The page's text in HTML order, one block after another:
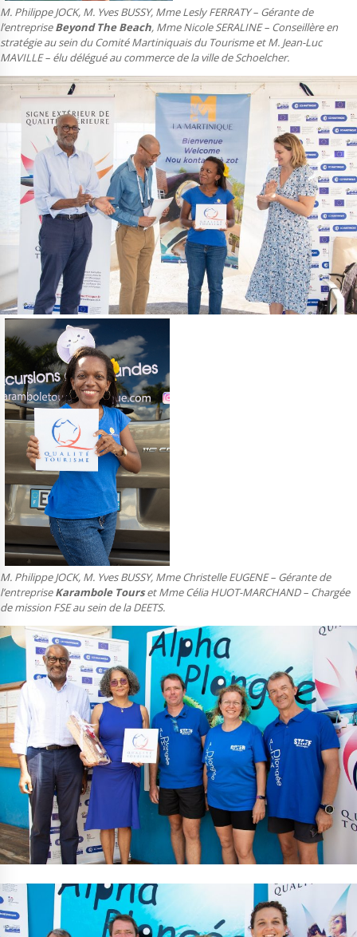
M. Philippe JOCK, M. Yves BUSSY, Mme Lesly FERRATY – Gérante de
l’entrepriseBeyond The Beach, Mme Nicole SERALINE – Conseillère en
stratégie au sein du Comité Martiniquais du Tourisme et M. Jean-Luc
MAVILLE – élu délégué au commerce de la ville de Schoelcher.
M. Philippe JOCK, M. Yves BUSSY, Mme Christelle EUGENE – Gérante de
l’entrepriseKarambole Tourset Mme Célia HUOT-MARCHAND – Chargée
de mission FSE au sein de la DEETS.